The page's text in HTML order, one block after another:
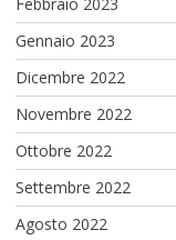
Gennaio 2023
Dicembre 2022
Novembre 2022
Ottobre 2022
Settembre 2022
Agosto 2022